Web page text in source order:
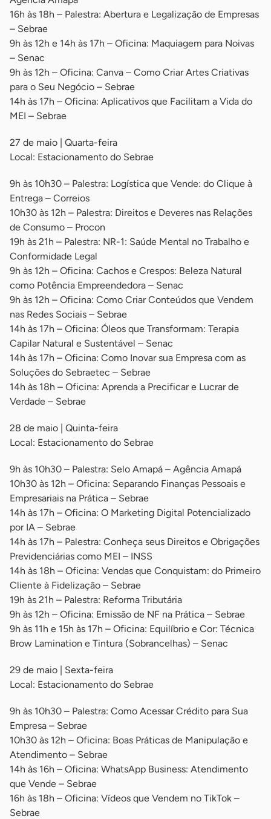
16h às 18h – Palestra: Abertura e Legalização de Empresas
– Sebrae
9h às 12h e 14h às 17h – Oficina: Maquiagem para Noivas
– Senac
9h às 12h – Oficina: Canva – Como Criar Artes Criativas
para o Seu Negócio – Sebrae
14h às 17h – Oficina: Aplicativos que Facilitam a Vida do
MEI – Sebrae
27 de maio | Quarta-feira
Local: Estacionamento do Sebrae
9h às 10h30 – Palestra: Logística que Vende: do Clique à
Entrega – Correios
10h30 às 12h – Palestra: Direitos e Deveres nas Relações
de Consumo – Procon
19h às 21h – Palestra: NR-1: Saúde Mental no Trabalho e
Conformidade Legal
9h às 12h – Oficina: Cachos e Crespos: Beleza Natural
como Potência Empreendedora – Senac
9h às 12h – Oficina: Como Criar Conteúdos que Vendem
nas Redes Sociais – Sebrae
14h às 17h – Oficina: Óleos que Transformam: Terapia
Capilar Natural e Sustentável – Senac
14h às 17h – Oficina: Como Inovar sua Empresa com as
Soluções do Sebraetec – Sebrae
14h às 18h – Oficina: Aprenda a Precificar e Lucrar de
Verdade – Sebrae
28 de maio | Quinta-feira
Local: Estacionamento do Sebrae
9h às 10h30 – Palestra: Selo Amapá – Agência Amapá
10h30 às 12h – Oficina: Separando Finanças Pessoais e
Empresariais na Prática – Sebrae
14h às 17h – Oficina: O Marketing Digital Potencializado
por IA – Sebrae
14h às 17h – Palestra: Conheça seus Direitos e Obrigações
Previdenciárias como MEI – INSS
14h às 18h – Oficina: Vendas que Conquistam: do Primeiro
Cliente à Fidelização – Sebrae
19h às 21h – Palestra: Reforma Tributária
9h às 12h – Oficina: Emissão de NF na Prática – Sebrae
9h às 11h e 15h às 17h – Oficina: Equilíbrio e Cor: Técnica
Brow Lamination e Tintura (Sobrancelhas) – Senac
29 de maio | Sexta-feira
Local: Estacionamento do Sebrae
9h às 10h30 – Palestra: Como Acessar Crédito para Sua
Empresa – Sebrae
10h30 às 12h – Oficina: Boas Práticas de Manipulação e
Atendimento – Sebrae
14h às 16h – Oficina: WhatsApp Business: Atendimento
que Vende – Sebrae
16h às 18h – Oficina: Vídeos que Vendem no TikTok –
Sebrae